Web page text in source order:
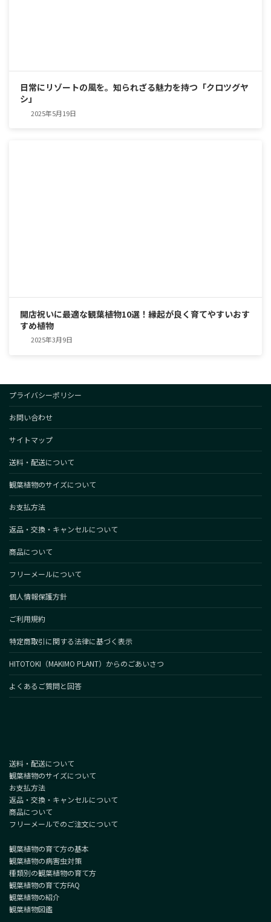
日常にリゾートの風を。知られざる魅力を持つ「クロツグヤ
シ」
2025年5月19日
開店祝いに最適な観葉植物10選！縁起が良く育てやすいおす
すめ植物
2025年3月9日
プライバシーポリシー
お問い合わせ
サイトマップ
送料・配送について
観葉植物のサイズについて
お支払方法
返品・交換・キャンセルについて
商品について
フリーメールについて
個人情報保護方針
ご利用規約
特定商取引に関する法律に基づく表示
HITOTOKI（MAKIMO PLANT）からのごあいさつ
よくあるご質問と回答
送料・配送について
観葉植物のサイズについて
お支払方法
返品・交換・キャンセルについて
商品について
フリーメールでのご注文について
観葉植物の育て方の基本
観葉植物の病害虫対策
種類別の観葉植物の育て方
観葉植物の育て方FAQ
観葉植物の紹介
観葉植物図鑑